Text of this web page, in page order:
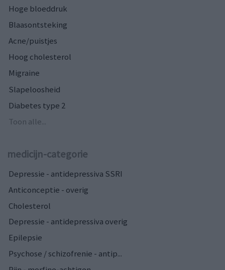
Hoge bloeddruk
Blaasontsteking
Acne/puistjes
Hoog cholesterol
Migraine
Slapeloosheid
Diabetes type 2
Toon alle...
medicijn-categorie
Depressie - antidepressiva SSRI
Anticonceptie - overig
Cholesterol
Depressie - antidepressiva overig
Epilepsie
Psychose / schizofrenie - antip...